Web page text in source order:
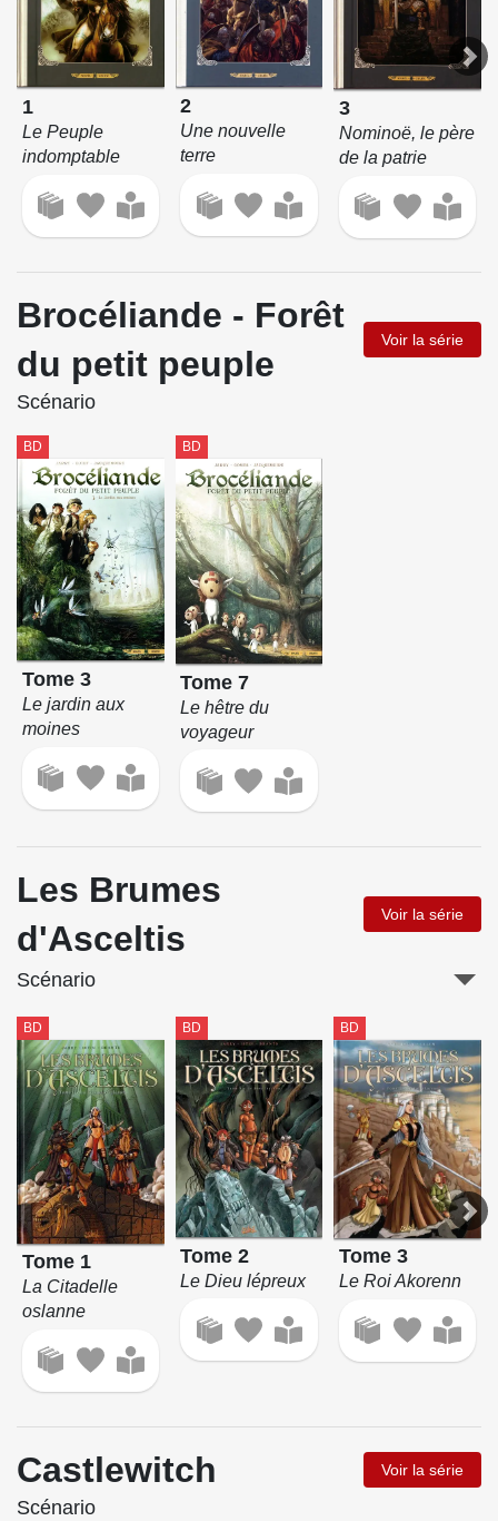
1
Le Peuple
indomptable
2
Une nouvelle
terre
3
Nominoë, le père
de la patrie
Brocéliande - Forêt
du petit peuple
Voir la série
Scénario
BD
Tome 3
Le jardin aux
moines
BD
Tome 7
Le hêtre du
voyageur
Les Brumes
d'Asceltis
Voir la série
Scénario
BD
Tome 1
La Citadelle
oslanne
BD
Tome 2
Le Dieu lépreux
BD
Tome 3
Le Roi Akorenn
Castlewitch Voir la série
Scénario